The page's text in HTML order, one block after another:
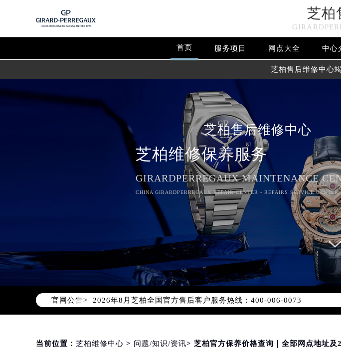
芝柏
首页 服务项目 网点大全 中心
芝柏售后维修中心
芝柏售后维修中心
芝柏维修保养服务
GIRARDPERREGAUX MAINTENANCE
CHINA GIRARDPERREGAUX REPAIR CENTER - REPAIRS SERVICE CENTER
官网公告>
2026年8月芝柏中国区售后服务网络优化升级公告
2026年8月芝柏全国官方售后客户服务热线：400-006-0073
芝柏官方全国统一服务热线400-006-0073，服务覆盖中国大陆、香港
2026年8月芝柏售后服务中心最新网点地址：
北京市东城区东长安街1号东方广场写字楼W3座6层602室（需提前预
当前位置： 芝柏维修中心 > 问题/知识/资讯> 芝柏官方保养价格查询｜全部网点地址及